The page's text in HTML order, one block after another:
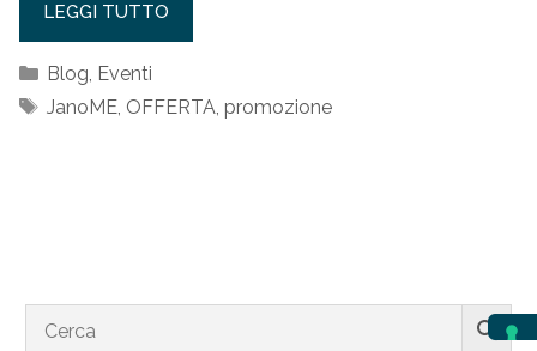
LEGGI TUTTO
Categorie
Blog, Eventi
Tag
JanoME, OFFERTA, promozione